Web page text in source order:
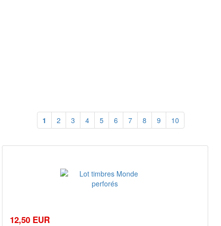
1 2 3 4 5 6 7 8 9 10
12,50 EUR